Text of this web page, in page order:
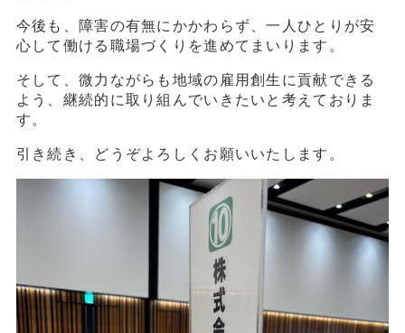
今後も、障害の有無にかかわらず、一人ひとりが安
心して働ける職場づくりを進めてまいります。
そして、微力ながらも地域の雇用創生に貢献できる
よう、継続的に取り組んでいきたいと考えておりま
す。
引き続き、どうぞよろしくお願いいたします。